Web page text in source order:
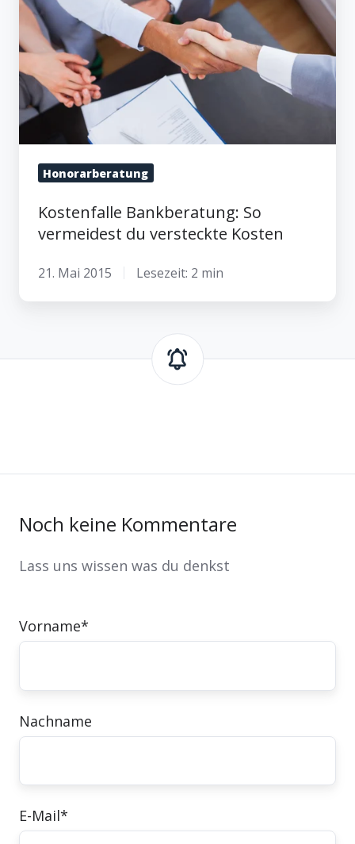
vermeidest
du
versteckte
Kosten
Honorarberatung
Kostenfalle Bankberatung: So
vermeidest du versteckte Kosten
21. Mai 2015 Lesezeit: 2 min
Noch keine Kommentare
Lass uns wissen was du denkst
Vorname*
Nachname
E-Mail*